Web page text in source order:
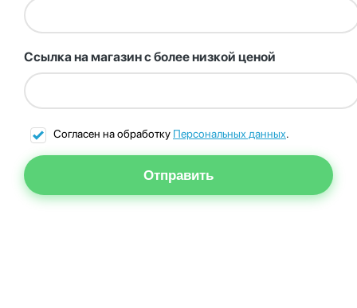
Ссылка на магазин с более низкой ценой
Согласен на обработку Персональных данных.
Отправить